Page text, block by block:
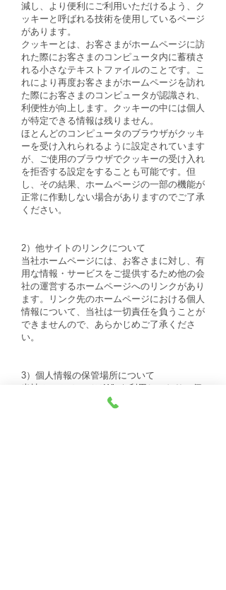
減し、より便利にご利用いただけるよう、ク
ッキーと呼ばれる技術を使用しているページ
があります。
クッキーとは、お客さまがホームページに訪
れた際にお客さまのコンピュータ内に蓄積さ
れる小さなテキストファイルのことです。こ
れにより再度お客さまがホームページを訪れ
た際にお客さまのコンピュータが認識され、
利便性が向上します。クッキーの中には個人
が特定できる情報は残りません。
ほとんどのコンピュータのブラウザがクッキ
ーを受け入れられるように設定されています
が、ご使用のブラウザでクッキーの受け入れ
を拒否する設定をすることも可能です。但
し、その結果、ホームページの一部の機能が
正常に作動しない場合がありますのでご了承
ください。
2）他サイトのリンクについて
当社ホームページには、お客さまに対し、有
用な情報・サービスをご提供するため他の会
社の運営するホームページへのリンクがあり
ます。リンク先のホームページにおける個人
情報について、当社は一切責任を負うことが
できませんので、あらかじめご了承くださ
い。
3）個人情報の保管場所について
当社ホームページはWixを利用しており、個
人情報は日本国外のデーターセンターで保管